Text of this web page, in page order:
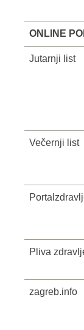
ONLINE
Jutarnji list
Večernji list
Pliva
zagreb.info